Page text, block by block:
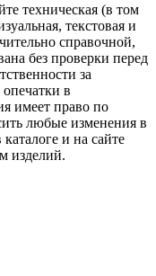
техническая (в том
текстовая и
справочной,
без проверки перед
за
в
имеет право по
любые изменения в
и на сайте
изделий.